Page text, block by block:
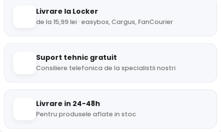
Livrare la Locker
de la 15,99 lei · easybox, Cargus, FanCourier
Suport tehnic gratuit
Consiliere telefonica de la specialistii nostri
Livrare in 24-48h
Pentru produsele aflate in stoc